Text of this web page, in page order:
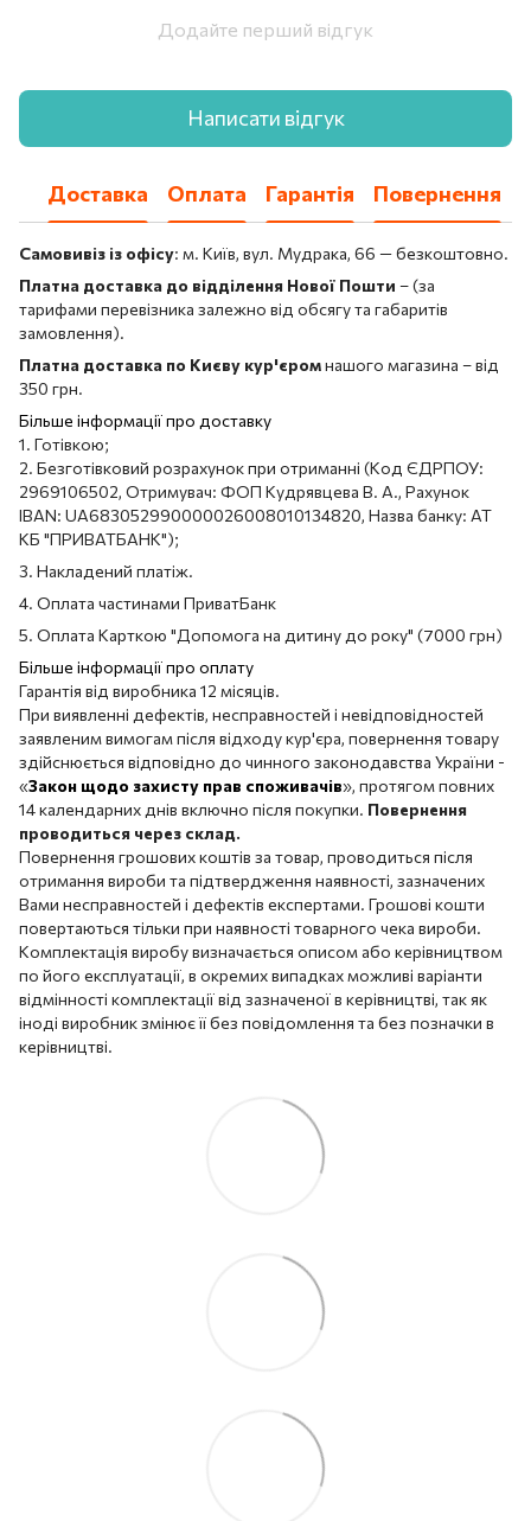
Додайте перший відгук
Написати відгук
Доставка Оплата Гарантія Повернення
Самовивіз із офісу: м. Київ, вул. Мудрака, 66 — безкоштовно.
Платна доставка до відділення Нової Пошти – (за
тарифами перевізника залежно від обсягу та габаритів
замовлення).
Платна доставка по Києву кур'єромнашого магазина – від
350 грн.
Більше інформації про доставку
1. Готівкою;
2. Безготівковий розрахунок при отриманні (Код ЄДРПОУ:
2969106502, Отримувач: ФОП Кудрявцева В. А., Рахунок
IBAN: UA683052990000026008010134820, Назва банку: АТ
КБ "ПРИВАТБАНК");
3. Накладений платіж.
4. Оплата частинами ПриватБанк
5. Оплата Карткою "Допомога на дитину до року" (7000 грн)
Більше інформації про оплату
Гарантія від виробника 12 місяців.
При виявленні дефектів, несправностей і невідповідностей
заявленим вимогам після відходу кур'єра, повернення товару
здійснюється відповідно до чинного законодавства України -
«Закон щодо захисту прав споживачів», протягом повних
14 календарних днів включно після покупки. Повернення
проводиться через склад.
Повернення грошових коштів за товар, проводиться після
отримання вироби та підтвердження наявності, зазначених
Вами несправностей і дефектів експертами. Грошові кошти
повертаються тільки при наявності товарного чека вироби.
Комплектація виробу визначається описом або керівництвом
по його експлуатації, в окремих випадках можливі варіанти
відмінності комплектації від зазначеної в керівництві, так як
іноді виробник змінює її без повідомлення та без позначки в
керівництві.